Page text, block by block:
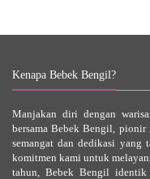
Kenapa Bebek Bengil?
Manjakan diri dengan
bersama Bebek Bengil,
semangat dan dedikasi yang
komitmen kami untuk
tahun, Bebek Bengil identik